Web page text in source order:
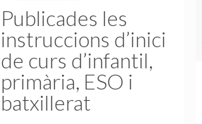
Publicades les
instruccions d’inici
de curs d’infantil,
primària, ESO i
batxillerat